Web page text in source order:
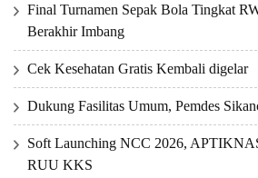
Final Turnamen Sepak Bola Tingkat
Berakhir Imbang
Cek Kesehatan Gratis Kembali digelar
Dukung Fasilitas Umum, Pemdes
Soft Launching NCC 2026,
RUU KKS